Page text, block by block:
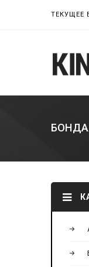
ТЕКУЩЕЕ